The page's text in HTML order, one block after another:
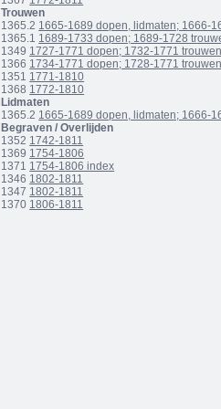
Trouwen
1365.2 1665-1689 dopen, lidmaten; 1666-
1365.1 1689-1733 dopen; 1689-1728
1349 1727-1771 dopen; 1732-1771 trouwen
1366 1734-1771 dopen; 1728-1771 trouwen
1351 1771-1810
1368 1772-1810
Lidmaten
1365.2 1665-1689 dopen, lidmaten; 1666-
Begraven / Overlijden
1352 1742-1811
1369 1754-1806
1371 1754-1806 index
1346 1802-1811
1347 1802-1811
1370 1806-1811